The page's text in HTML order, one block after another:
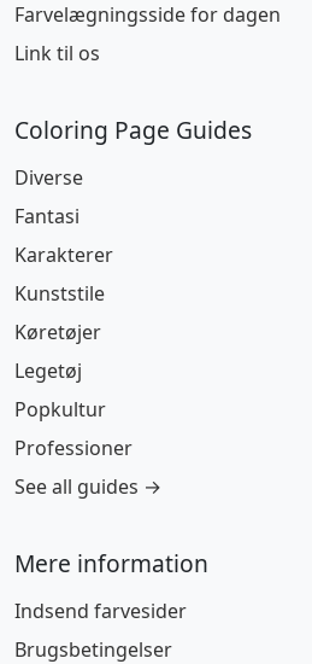
Farvelægningsside for dagen
Link til os
Coloring Page Guides
Diverse
Fantasi
Karakterer
Kunststile
Køretøjer
Legetøj
Popkultur
Professioner
See all guides →
Mere information
Indsend farvesider
Brugsbetingelser